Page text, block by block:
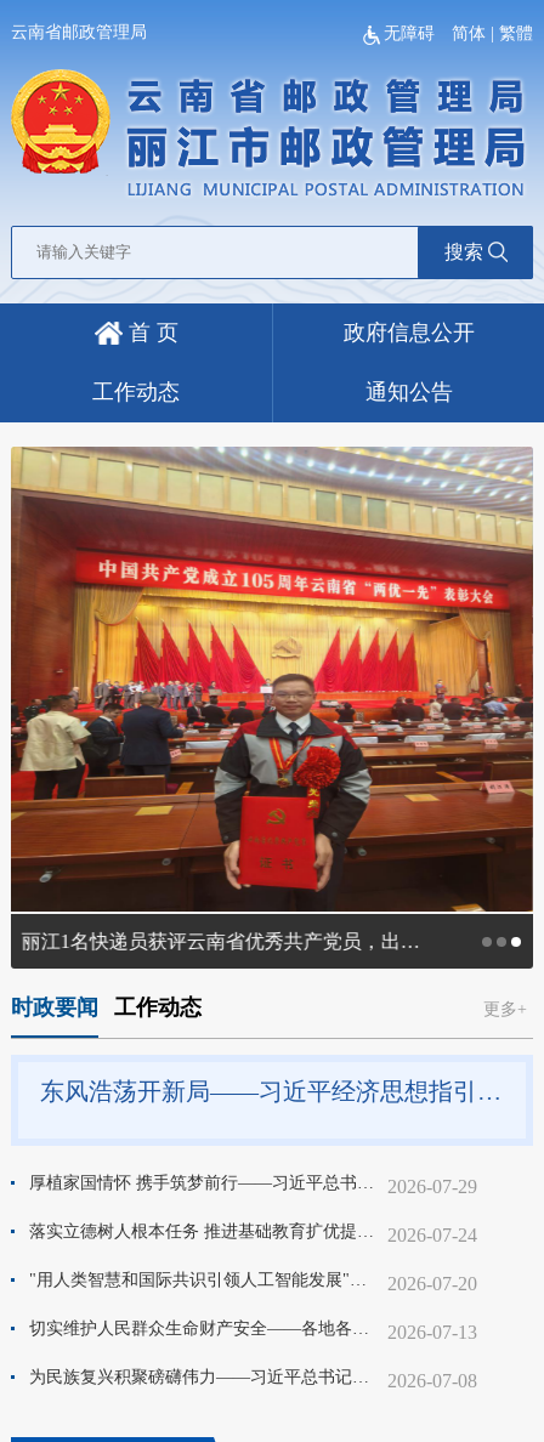
云南省邮政管理局 无障碍 简体 |繁體
搜索
首 页 政府信息公开
工作动态 通知公告
丽江1名快递员获评云南省优秀共产党员，出席建党105周年云南省“两优一先”表彰大会
时政要闻 工作动态 更多+
东风浩荡开新局——习近平经济思想指引中国经济高质量发展行稳致远
厚植家国情怀 携手筑梦前行——习近平总书记对侨务工作重要指示激励海内外中华儿女为强国建设、民族复兴伟业团结奋斗 2026-07-29
落实立德树人根本任务 推进基础教育扩优提质 习近平总书记重要指示为开创基础教育高质量发展新局面凝聚奋进力量 2026-07-24
"用人类智慧和国际共识引领人工智能发展"——习近平主席出席2026世界人工智能大会暨人工智能全球治理高级别会议开幕式并发表主旨讲话侧记 2026-07-20
切实维护人民群众生命财产安全——各地各部门贯彻落实习近平总书记重要指示精神全力筑牢安全生产坚固防线 2026-07-13
为民族复兴积聚磅礴伟力——习近平总书记引领科技强国建设纪实 2026-07-08